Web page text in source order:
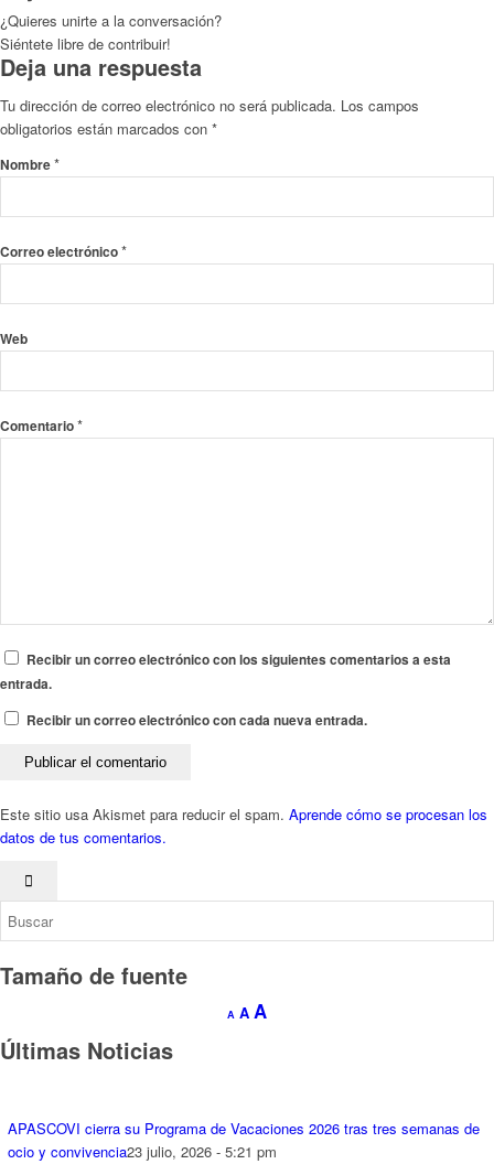
¿Quieres unirte a la conversación?
Siéntete libre de contribuir!
Deja una respuesta
Tu dirección de correo electrónico no será publicada. Los campos
obligatorios están marcados con *
Nombre*
Correo electrónico*
Web
Comentario*
Recibir un correo electrónico con los siguientes comentarios a esta
entrada.
Recibir un correo electrónico con cada nueva entrada.
Este sitio usa Akismet para reducir el spam. Aprende cómo se procesan los
datos de tus comentarios.
Tamaño de fuente
A Reducir
ARestablecer
AAumentar
Últimas Noticias
APASCOVI cierra su Programa de Vacaciones 2026 tras tres semanas de
ocio y convivencia23 julio, 2026 - 5:21 pm